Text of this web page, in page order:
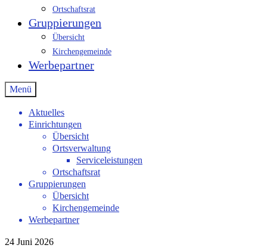
Ortschaftsrat
Gruppierungen
Übersicht
Kirchengemeinde
Werbepartner
Menü
Aktuelles
Einrichtungen
Übersicht
Ortsverwaltung
Serviceleistungen
Ortschaftsrat
Gruppierungen
Übersicht
Kirchengemeinde
Werbepartner
24 Juni 2026